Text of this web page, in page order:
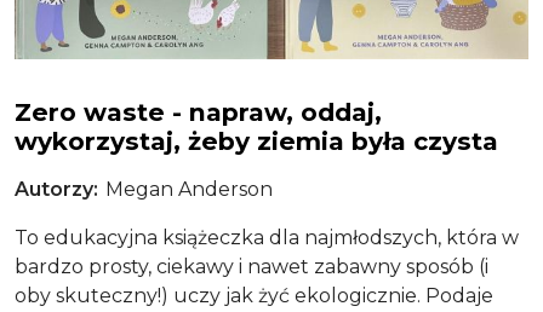
Zero waste - napraw, oddaj,
wykorzystaj, żeby ziemia była czysta
Autorzy Megan Anderson
To edukacyjna książeczka dla najmłodszych, która w
bardzo prosty, ciekawy i nawet zabawny sposób (i
oby skuteczny!) uczy jak żyć ekologicznie. Podaje